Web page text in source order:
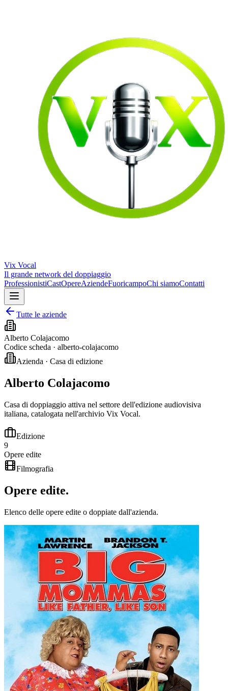
Vix Vocal
Il grande network del doppiaggio
ProfessionistiCastOpereAziendeFuoricampoChi siamoContatti
Tutte le aziende
Alberto Colajacomo
Codice scheda · alberto-colajacomo
Azienda · Casa di edizione
Alberto Colajacomo
Casa di doppiaggio attiva nel settore dell'edizione audiovisiva
italiana, catalogata nell'archivio Vix Vocal.
Edizione
9
Opere edite
Filmografia
Opere edite.
Elenco delle opere edite o doppiate dall'azienda.